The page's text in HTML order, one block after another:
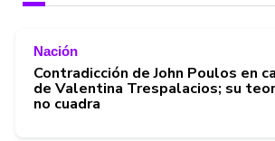
Nación
Contradicción de John Poulos en
de Valentina Trespalacios; su
no cuadra